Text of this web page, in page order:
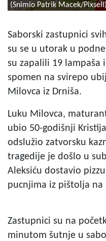
(Snimio Patrik Macek/
Saborski zastupnici
su se u utorak u
su zapalili 19
spomen na svirepo
Milovca iz Drniša.
Luku Milovca,
ubio 50-godišnji
odslužio zatvorsku
tragedije je došlo u
Aleksiću dostavio
pucnjima iz pištolja na
Zastupnici su na
minutom šutnje u